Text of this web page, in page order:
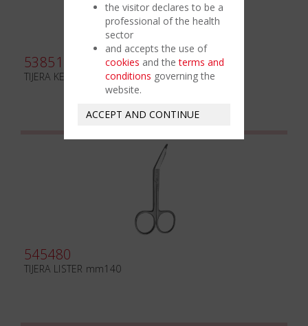
538510
TIJERA KELLY mm160
545480
TIJERA LISTER mm140
the visitor declares to be a
professional of the health
sector
and accepts the use of
cookies and theterms and
conditions governing the
website.
ACCEPT AND CONTINUE